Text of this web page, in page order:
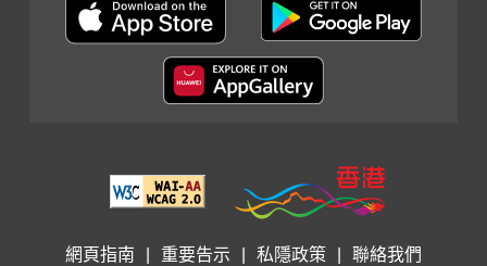
網頁指南 重要告示 私隱政策 聯絡我們